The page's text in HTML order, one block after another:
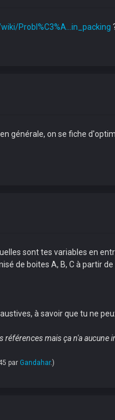
Probl%C3%A...in_packing
générale, on se fiche
sont tes variables en
de boites A, B, C à partir
à savoir que tu ne
références mais ça n'a
par Gandahar.)